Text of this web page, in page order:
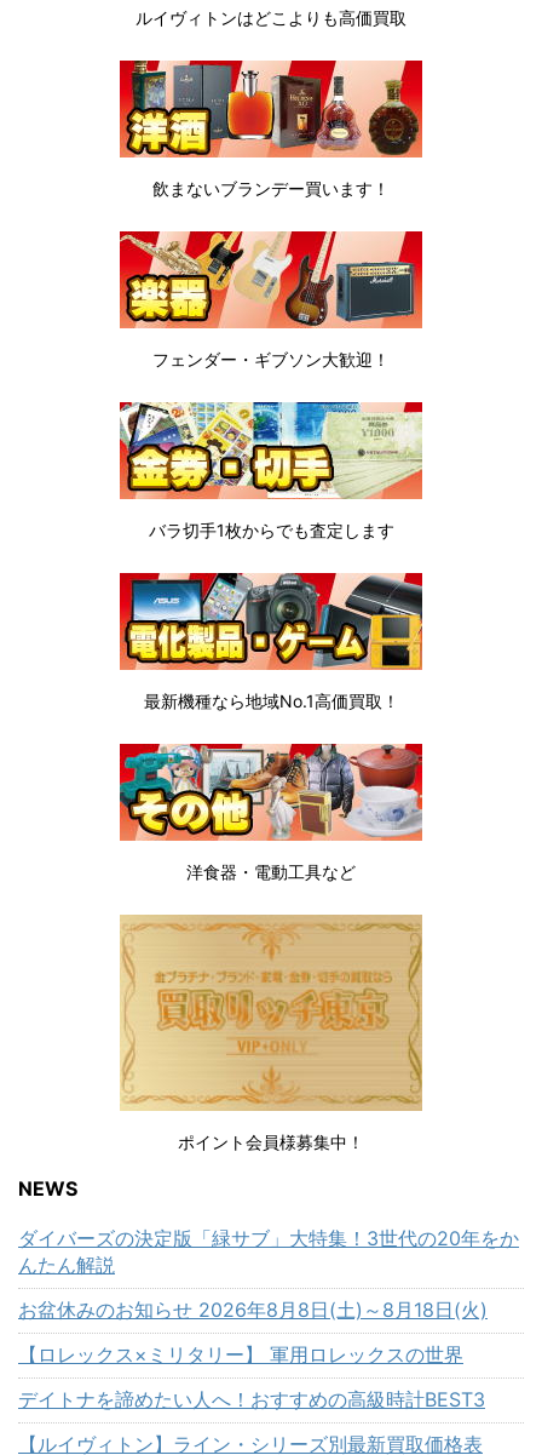
ルイヴィトンはどこよりも高価買取
飲まないブランデー買います！
フェンダー・ギブソン大歓迎！
バラ切手1枚からでも査定します
最新機種なら地域No.1高価買取！
洋食器・電動工具など
ポイント会員様募集中！
NEWS
ダイバーズの決定版「緑サブ」大特集！3世代の20年をか
んたん解説
お盆休みのお知らせ 2026年8月8日(土)～8月18日(火)
【ロレックス×ミリタリー】 軍用ロレックスの世界
デイトナを諦めたい人へ！おすすめの高級時計BEST3
【ルイヴィトン】ライン・シリーズ別最新買取価格表